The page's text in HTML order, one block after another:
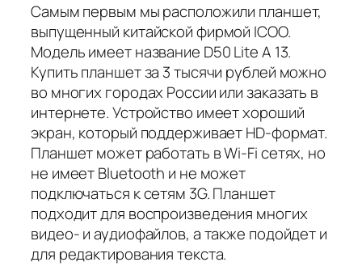
Самым первым мы расположили планшет,
выпущенный китайской фирмой ICOO.
Модель имеет название D50 Lite A 13.
Купить планшет за 3 тысячи рублей можно
во многих городах России или заказать в
интернете. Устройство имеет хороший
экран, который поддерживает HD-формат.
Планшет может работать в Wi-Fi сетях, но
не имеет Bluetooth и не может
подключаться к сетям 3G. Планшет
подходит для воспроизведения многих
видео- и аудиофайлов, а также подойдет и
для редактирования текста.